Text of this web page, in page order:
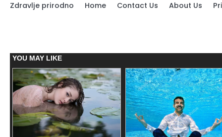
Zdravlje prirodno Home Contact Us About Us